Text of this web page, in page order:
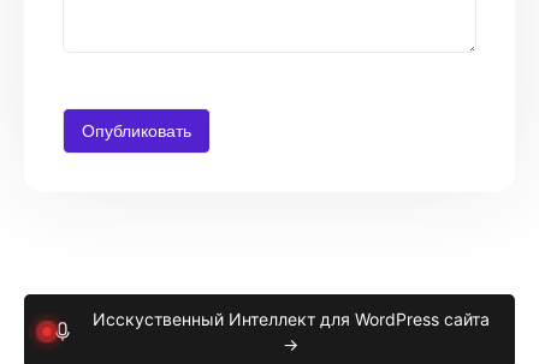
Исскуственный Интеллект для WordPress сайта
→